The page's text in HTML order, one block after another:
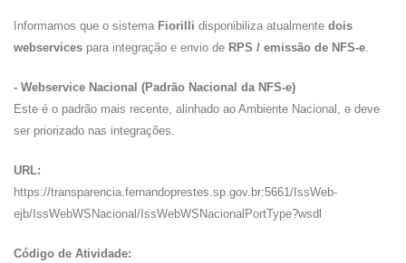
Informamos que o sistema Fiorilli disponibiliza atualmente dois
webservices para integração e envio de RPS / emissão de NFS-e.
- Webservice Nacional (Padrão Nacional da NFS-e)
Este é o padrão mais recente, alinhado ao Ambiente Nacional, e deve
ser priorizado nas integrações.
URL:
https://transparencia.fernandoprestes.sp.gov.br:5661/IssWeb-
ejb/IssWebWSNacional/IssWebWSNacionalPortType?wsdl
Código de Atividade: